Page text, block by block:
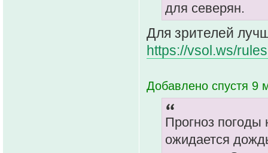
для северян.
Для зрителей
https://vsol.ws/
Добавлено спустя 9
Прогноз погоды
ожидается